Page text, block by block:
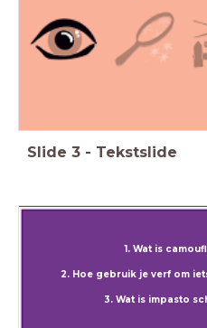
Slide 3 - Tekstslide
1. Wat is
2. Hoe gebruik je verf om
3. Wat is impasto